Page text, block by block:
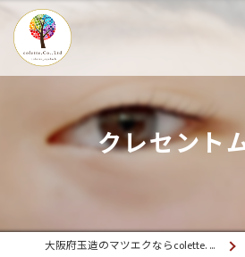
クレセント
大阪府玉造のマツエクならcolette. 玉造